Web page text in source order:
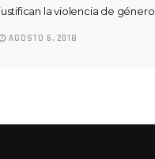
justifican la violencia de género
AGOSTO 6, 2018